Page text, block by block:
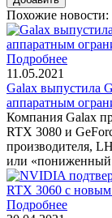
Похожие новости:
Подробнее
11.05.2021
Galax выпустила
аппаратным
Компания Galax
RTX 3080 и
производителя,
или «пониженный
Подробнее